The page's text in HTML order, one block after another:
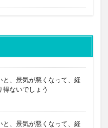
と、景気が悪くなって、経
ないでしょう
と、景気が悪くなって、経